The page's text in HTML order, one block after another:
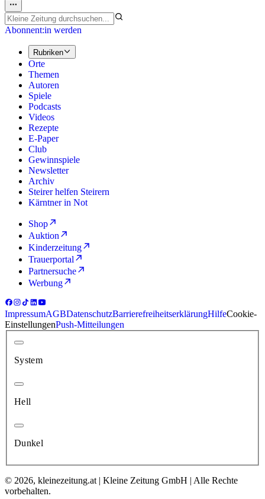
Abonnent:in werden
Rubriken
Orte
Themen
Autoren
Spiele
Podcasts
Videos
Rezepte
E-Paper
Club
Gewinnspiele
Newsletter
Archiv
Steirer helfen Steirern
Kärntner in Not
Shop
Auktion
Kinderzeitung
Trauerportal
Partnersuche
Werbung
ImpressumAGBDatenschutzBarrierefreiheitserklärungHilfeCookie-
EinstellungenPush-Mitteilungen
System
Hell
Dunkel
© 2026, kleinezeitung.at | Kleine Zeitung GmbH | Alle Rechte
vorbehalten.